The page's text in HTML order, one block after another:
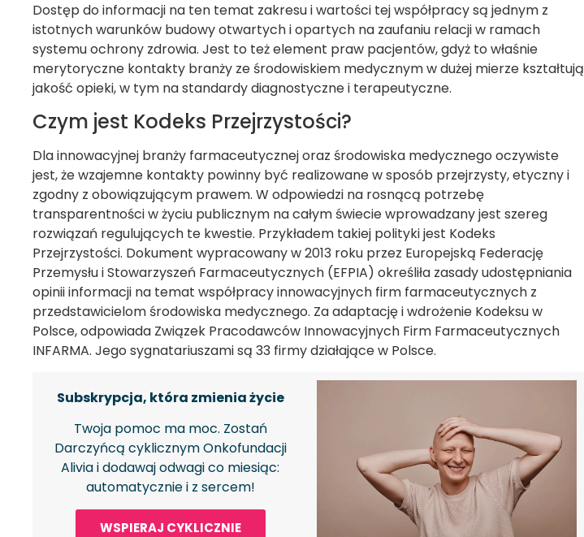
Dostęp do informacji na ten temat zakresu i wartości tej współpracy są jednym z
istotnych warunków budowy otwartych i opartych na zaufaniu relacji w ramach
systemu ochrony zdrowia. Jest to też element praw pacjentów, gdyż to właśnie
merytoryczne kontakty branży ze środowiskiem medycznym w dużej mierze kształtują
jakość opieki, w tym na standardy diagnostyczne i terapeutyczne.
Czym jest Kodeks Przejrzystości?
Dla innowacyjnej branży farmaceutycznej oraz środowiska medycznego oczywiste
jest, że wzajemne kontakty powinny być realizowane w sposób przejrzysty, etyczny i
zgodny z obowiązującym prawem. W odpowiedzi na rosnącą potrzebę
transparentności w życiu publicznym na całym świecie wprowadzany jest szereg
rozwiązań regulujących te kwestie. Przykładem takiej polityki jest Kodeks
Przejrzystości. Dokument wypracowany w 2013 roku przez Europejską Federację
Przemysłu i Stowarzyszeń Farmaceutycznych (EFPIA) określiła zasady udostępniania
opinii informacji na temat współpracy innowacyjnych firm farmaceutycznych z
przedstawicielom środowiska medycznego. Za adaptację i wdrożenie Kodeksu w
Polsce, odpowiada Związek Pracodawców Innowacyjnych Firm Farmaceutycznych
INFARMA. Jego sygnatariuszami są 33 firmy działające w Polsce.
Subskrypcja, która zmienia życie
Twoja pomoc ma moc. Zostań
Darczyńcą cyklicznym Onkofundacji
Alivia i dodawaj odwagi co miesiąc:
automatycznie i z sercem!
WSPIERAJ CYKLICZNIE